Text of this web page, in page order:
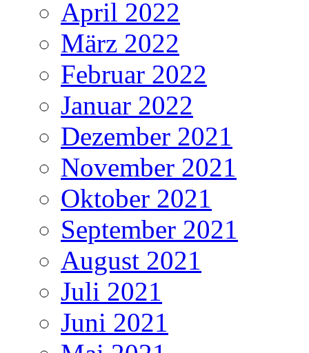
April 2022
März 2022
Februar 2022
Januar 2022
Dezember 2021
November 2021
Oktober 2021
September 2021
August 2021
Juli 2021
Juni 2021